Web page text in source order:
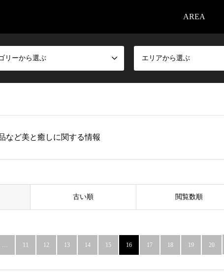
AREA
リーから選ぶ エリアから選ぶ
など美と癒しに関する情報
古い順 閲覧数順
… 11 12 13 14 15 16 17 18 19 20